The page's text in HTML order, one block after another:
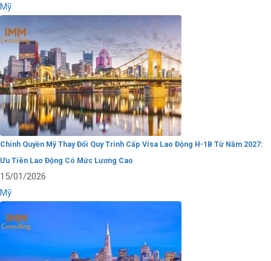
Mỹ
Chính Quyền Mỹ Thay Đổi Quy Trình Cấp Visa Lao Động H-1B Từ Năm 2027:
Ưu Tiên Lao Động Có Mức Lương Cao
15/01/2026
Mỹ